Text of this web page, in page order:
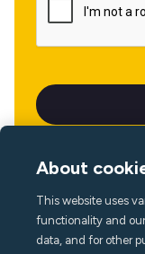
About
This website uses
functionality and
data, and for other